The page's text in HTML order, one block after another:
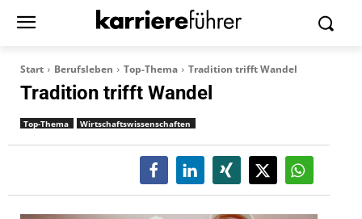
Start Berufsleben Top-Thema Tradition trifft Wandel
Tradition trifft Wandel
Top-Thema Wirtschaftswissenschaften